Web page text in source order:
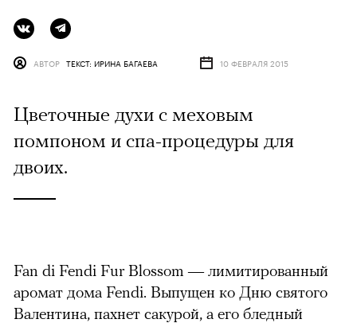
АВТОР ТЕКСТ: ИРИНА БАГАЕВА 10 ФЕВРАЛЯ 2015
Цветочные духи с меховым
помпоном и спа-процедуры для
двоих.
Fan di Fendi Fur Blossom — лимитированный
аромат дома Fendi. Выпущен ко Дню святого
Валентина, пахнет сакурой, а его бледный